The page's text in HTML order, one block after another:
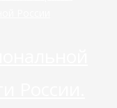
России.